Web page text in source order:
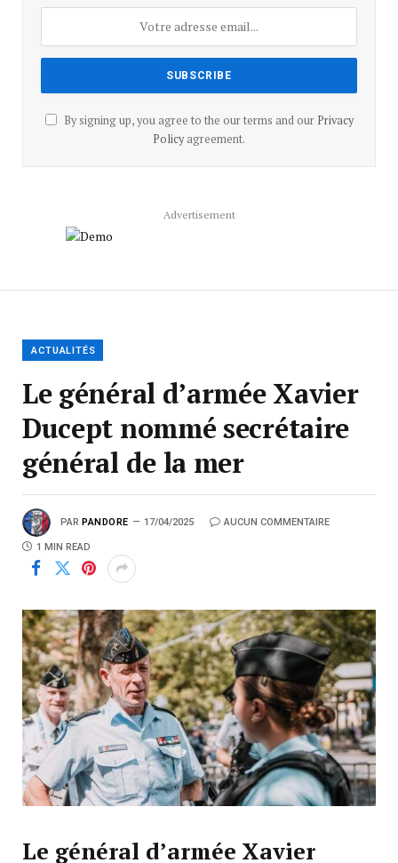
By signing up, you agree to the our terms and our Privacy
Policyagreement.
Advertisement
ACTUALITÉS
Le général d’armée Xavier
Ducept nommé secrétaire
général de la mer
PAR PANDORE 17/04/2025 AUCUN COMMENTAIRE
1 MIN READ
Le général d’armée Xavier